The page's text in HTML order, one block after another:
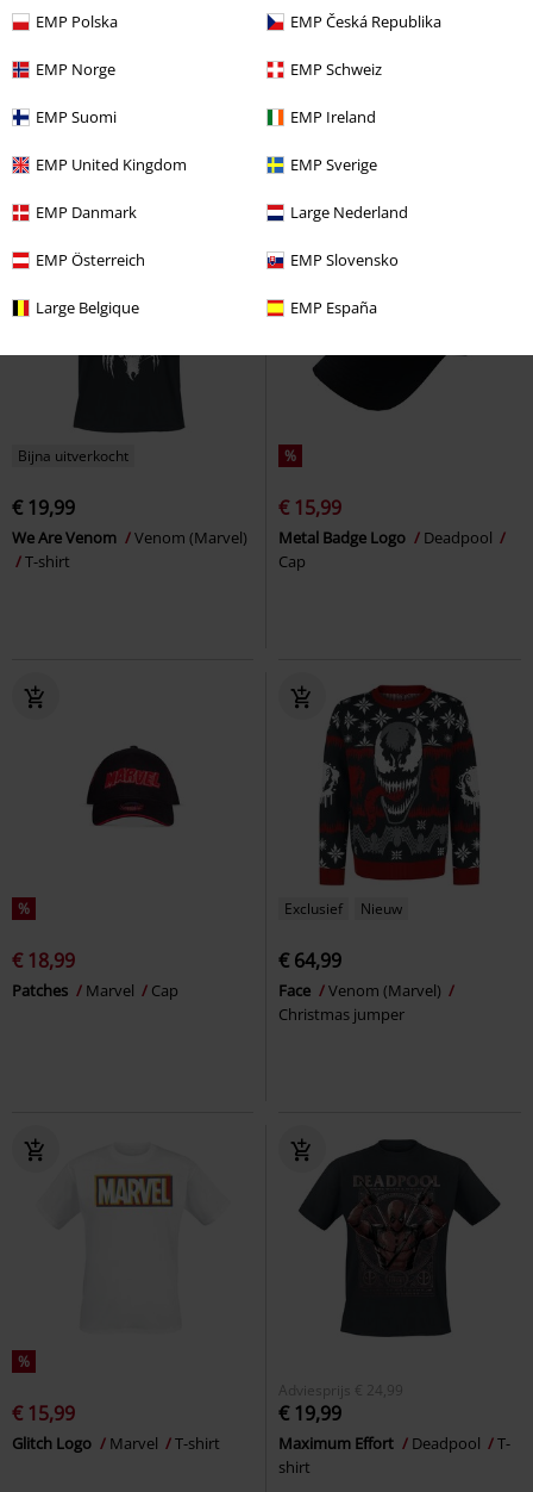
EMP Polska EMP Česká Republika
EMP Norge EMP Schweiz
EMP Suomi EMP Ireland
EMP United Kingdom EMP Sverige
EMP Danmark Large Nederland
EMP Österreich EMP Slovensko
Large Belgique EMP España
€ 15,99
Beyond Amazing
T-shirt
€ 15,99
Shield Logo
T-shirt
Bijna uitverkocht
€ 19,99
We Are Venom
Venom (Marvel)
T-shirt
%
€ 15,99
Metal Badge Logo
Deadpool
Cap
%
€ 18,99
Patches Marvel Cap
Exclusief Nieuw
€ 64,99
Face
Venom (Marvel)
Christmas jumper
%
€ 15,99
Glitch Logo Marvel T-shirt
Adviesprijs € 24,99
€ 19,99
Maximum Effort Deadpool
T-
shirt